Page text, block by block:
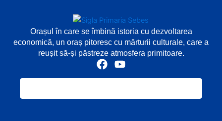
Orașul în care se îmbină istoria cu dezvoltarea
economică, un oraș pitoresc cu mărturii culturale, care a
reușit să-și păstreze atmosfera primitoare.
F
e
Y
t